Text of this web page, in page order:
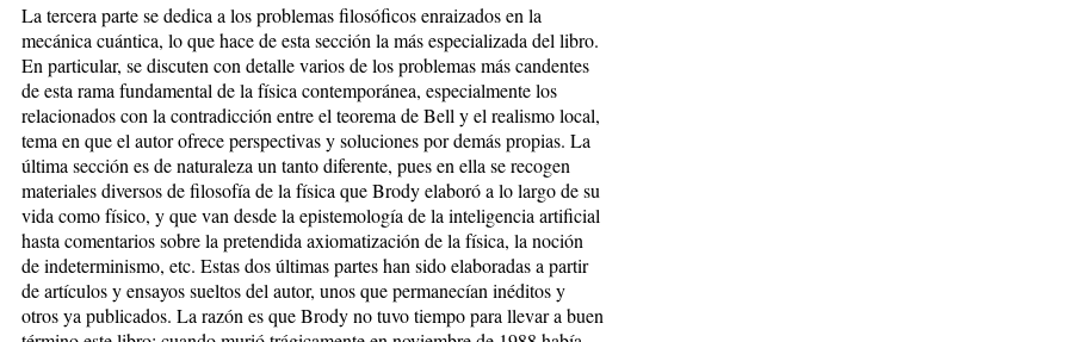
La tercera parte se dedica a los problemas filosóficos enraizados en la
mecánica cuántica, lo que hace de esta sección la más especializada del libro.
En particular, se discuten con detalle varios de los problemas más candentes
de esta rama fundamental de la física contemporánea, especialmente los
relacionados con la contradicción entre el teorema de Bell y el realismo local,
tema en que el autor ofrece perspectivas y soluciones por demás propias. La
última sección es de naturaleza un tanto diferente, pues en ella se recogen
materiales diversos de filosofía de la física que Brody elaboró a lo largo de su
vida como físico, y que van desde la epistemología de la inteligencia artificial
hasta comentarios sobre la pretendida axiomatización de la física, la noción
de indeterminismo, etc. Estas dos últimas partes han sido elaboradas a partir
de artículos y ensayos sueltos del autor, unos que permanecían inéditos y
otros ya publicados. La razón es que Brody no tuvo tiempo para llevar a buen